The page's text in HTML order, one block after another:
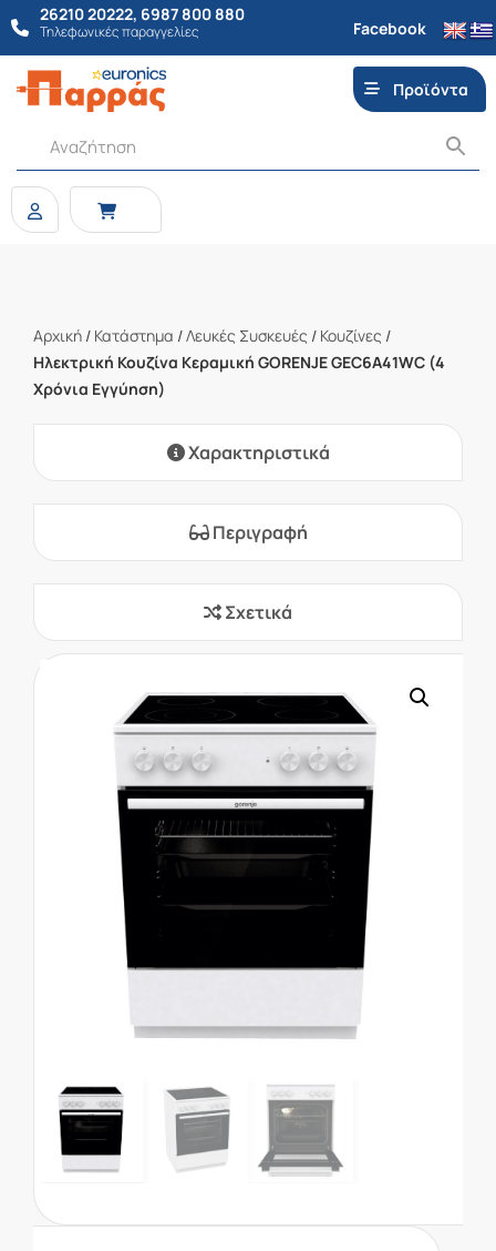
26210 20222, 6987 800 880
Τηλεφωνικές παραγγελίες Facebook
Προϊόντα
Αρχική / Κατάστημα /Λευκές Συσκευές / Κουζίνες /
Ηλεκτρική Κουζίνα Κεραμική GORENJE GEC6A41WC (4
Χρόνια Εγγύηση)
Χαρακτηριστικά
Περιγραφή
Σχετικά